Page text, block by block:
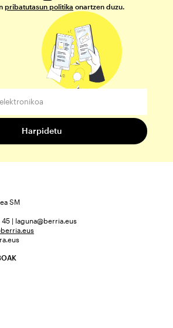
pribatutasun politika onartzen duzu.
SM
| laguna@berria.eus